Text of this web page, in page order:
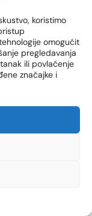
koristimo
omogućit
pregledavanja
ili povlačenje
značajke i
OSTALI
ORL
i
riječ
ozbiljno
na